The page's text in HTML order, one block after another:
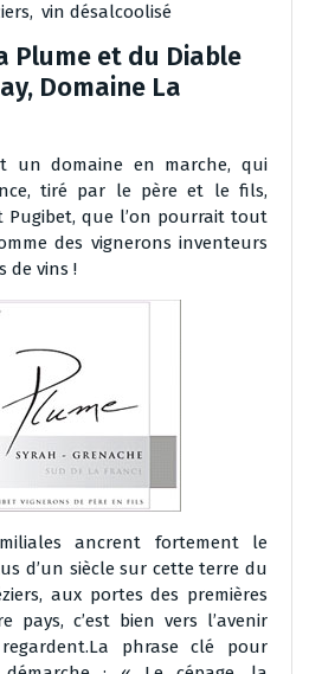
, vin désalcoolisé
Plume et du Diable
Domaine La
un domaine en marche, qui
tiré par le père et le fils,
Pugibet, que l’on pourrait tout
des vignerons inventeurs
de vins !
ancrent fortement le
d’un siècle sur cette terre du
aux portes des premières
pays, c’est bien vers l’avenir
phrase clé pour